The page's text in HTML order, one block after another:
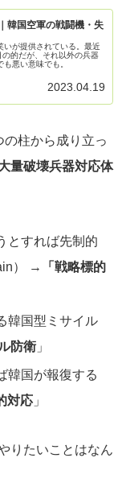
韓国空軍の戦闘機・失
いが提供されている。最近
的だが、それ以外の兵器
悪い意味でも。
2023.04.19
柱から成り立っ
量破壊兵器対応体
とすれば先制的
） →
「戦略標的
韓国型ミサイル
防衛 」
韓国が報復する
対応 」
りたいことはなん